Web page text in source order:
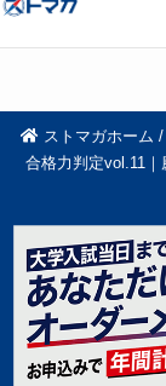
ストマガホーム /
合格力判定vol.11